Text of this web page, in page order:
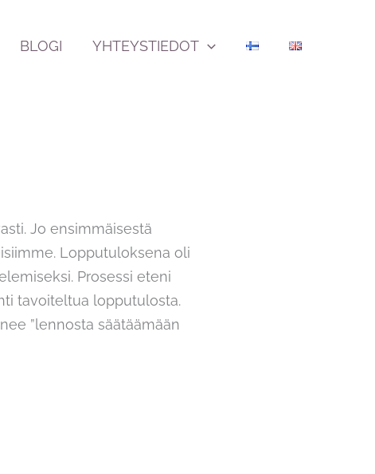
BLOGI YHTEYSTIEDOT
Jo ensimmäisestä
Lopputuloksena oli
Prosessi eteni
tavoiteltua lopputulosta.
”lennosta säätäämään